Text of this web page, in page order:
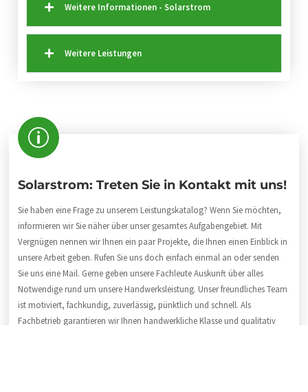
Weitere Informationen - Solarstrom
Weitere Leistungen
Solarstrom: Treten Sie in Kontakt mit uns!
Sie haben eine Frage zu unserem Leistungskatalog? Wenn Sie möchten,
informieren wir Sie näher über unser gesamtes Aufgabengebiet. Mit
Vergnügen nennen wir Ihnen ein paar Projekte, die Ihnen einen Einblick in
unsere Arbeit geben. Rufen Sie uns doch einfach einmal an oder senden
Sie uns eine Mail. Gerne geben unsere Fachleute Auskunft über alles
Notwendige rund um unsere Handwerksleistung. Unser freundliches Team
ist motiviert, fachkundig, zuverlässig, pünktlich und schnell. Als
Fachbetrieb garantieren wir Ihnen handwerkliche Klasse und qualitativ